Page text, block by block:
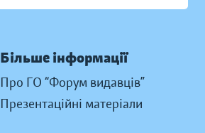
Більше інформації
Про ГО “Форум видавців”
Презентаційні матеріали